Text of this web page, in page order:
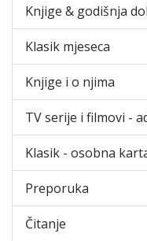
Knjige & godišnja
Klasik mjeseca
Knjige i o njima
TV serije i filmovi -
Klasik - osobna
Preporuka
Čitanje